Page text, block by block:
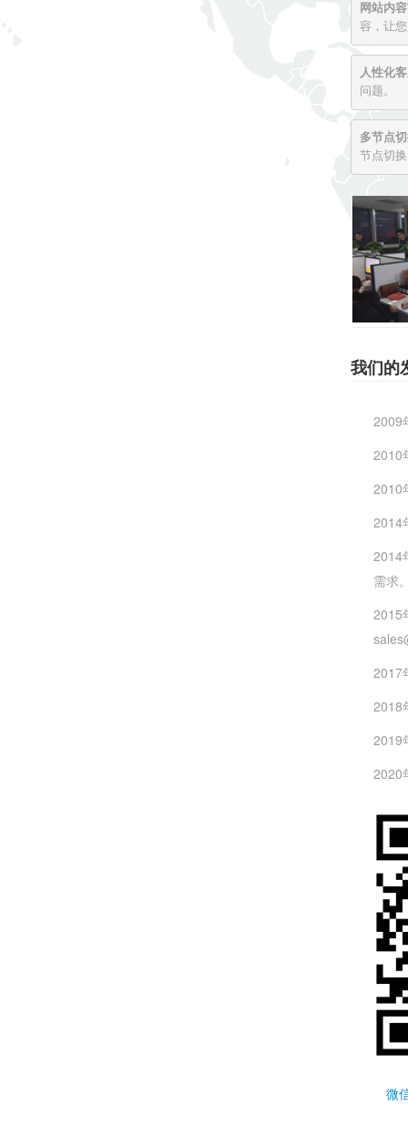
网站内
容，让
人性化
问题。
多节点
节点切
我们的
2009
2010
2010
2014
2014
需求
2015
2017
2018
2019
2020
微